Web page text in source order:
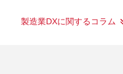
製造業DXに関するコラム